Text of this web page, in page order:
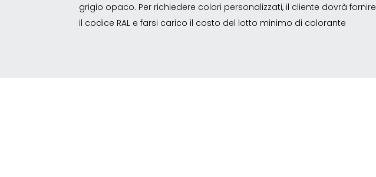
grigio opaco. Per richiedere colori personalizzati, il cliente dovrà fornire
il codice RAL e farsi carico il costo del lotto minimo di colorante